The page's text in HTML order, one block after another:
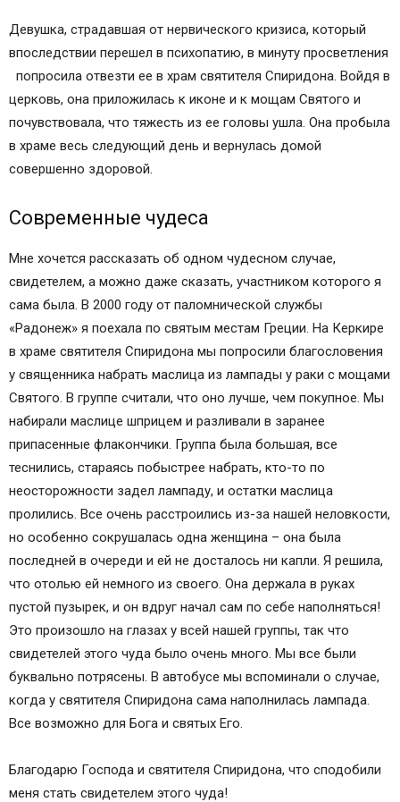
Девушка, страдавшая от нервического кризиса, который
впоследствии перешел в психопатию, в минуту просветления
попросила отвезти ее в храм святителя Спиридона. Войдя в
церковь, она приложилась к иконе и к мощам Святого и
почувствовала, что тяжесть из ее головы ушла. Она пробыла
в храме весь следующий день и вернулась домой
совершенно здоровой.
Современные чудеса
Мне хочется рассказать об одном чудесном случае,
свидетелем, а можно даже сказать, участником которого я
сама была. В 2000 году от паломнической службы
«Радонеж» я поехала по святым местам Греции. На Керкире
в храме святителя Спиридона мы попросили благословения
у священника набрать маслица из лампады у раки с мощами
Святого. В группе считали, что оно лучше, чем покупное. Мы
набирали маслице шприцем и разливали в заранее
припасенные флакончики. Группа была большая, все
теснились, стараясь побыстрее набрать, кто-то по
неосторожности задел лампаду, и остатки маслица
пролились. Все очень расстроились из-за нашей неловкости,
но особенно сокрушалась одна женщина – она была
последней в очереди и ей не досталось ни капли. Я решила,
что отолью ей немного из своего. Она держала в руках
пустой пузырек, и он вдруг начал сам по себе наполняться!
Это произошло на глазах у всей нашей группы, так что
свидетелей этого чуда было очень много. Мы все были
буквально потрясены. В автобусе мы вспоминали о случае,
когда у святителя Спиридона сама наполнилась лампада.
Все возможно для Бога и святых Его.
Благодарю Господа и святителя Спиридона, что сподобили
меня стать свидетелем этого чуда!